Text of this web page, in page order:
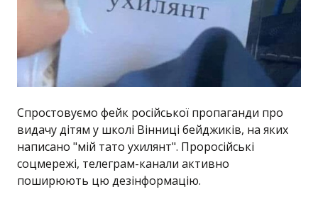
Спростовуємо фейк російської пропаганди про
видачу дітям у школі Вінниці бейджиків, на яких
написано "мій тато ухилянт". Проросійські
соцмережі, телеграм-канали активно
поширюють цю дезінформацію.